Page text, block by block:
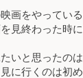
画をやってい
見終わった時
いと思ったの
に行くのは初